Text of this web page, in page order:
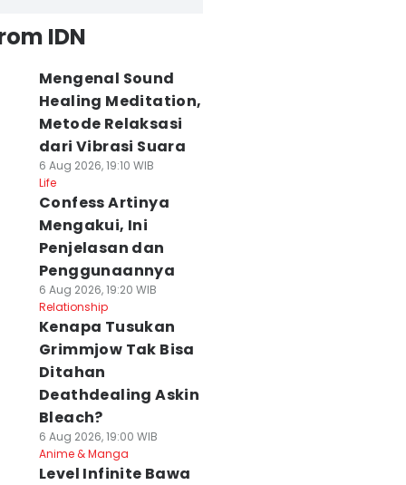
IDN
Mengenal Sound
Healing Meditation,
Metode Relaksasi
dari Vibrasi Suara
6 Aug 2026, 19:10 WIB
Life
Confess Artinya
Mengakui, Ini
Penjelasan dan
Penggunaannya
6 Aug 2026, 19:20 WIB
Relationship
Kenapa Tusukan
Grimmjow Tak Bisa
Ditahan
Deathdealing Askin
Bleach?
6 Aug 2026, 19:00 WIB
Anime & Manga
Level Infinite Bawa